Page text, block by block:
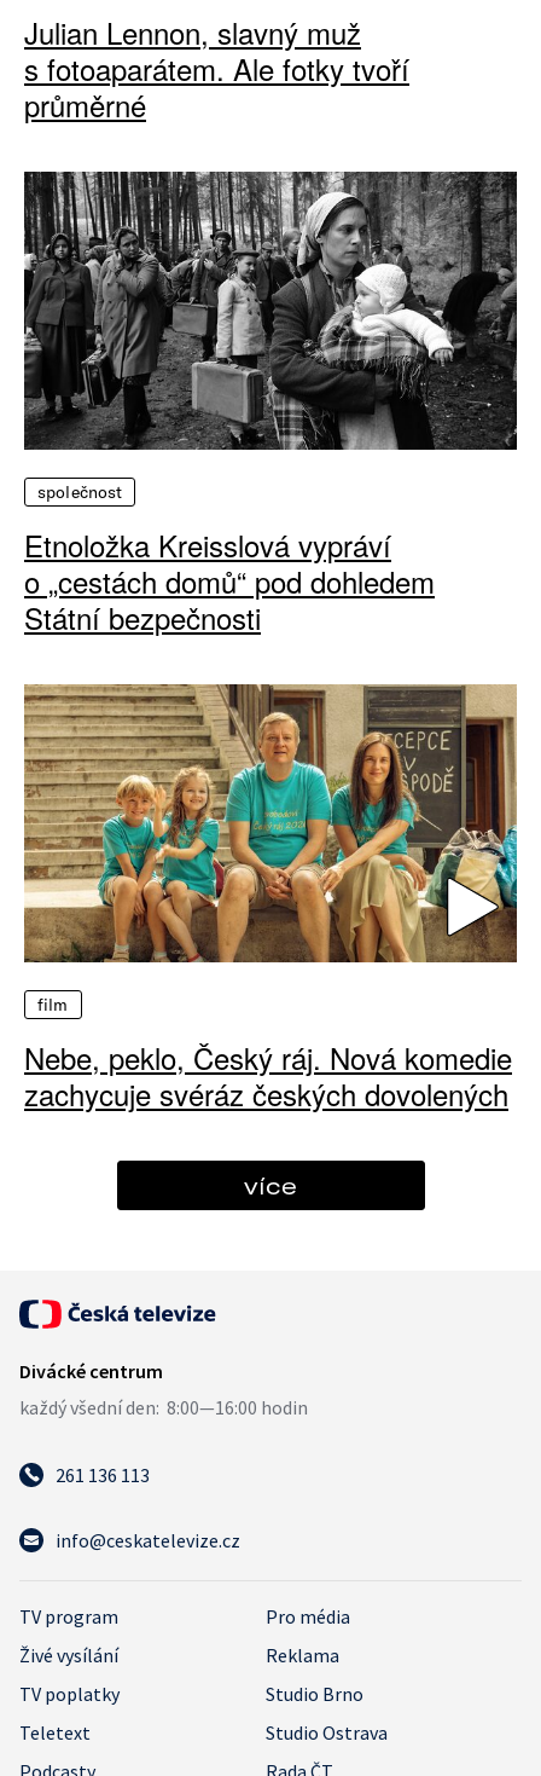
Julian Lennon, slavný muž
s fotoaparátem. Ale fotky tvoří
průměrné
společnost
Etnoložka Kreisslová vypráví
o „cestách domů“ pod dohledem
Státní bezpečnosti
film
Nebe, peklo, Český ráj. Nová komedie
zachycuje svéráz českých dovolených
více
261 136 113
info@ceskatelevize.cz
TV program
Pro média
Živé vysílání
Reklama
TV poplatky
Studio Brno
Teletext
Studio Ostrava